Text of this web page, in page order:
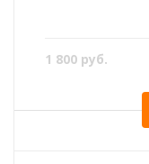
1 800 руб.